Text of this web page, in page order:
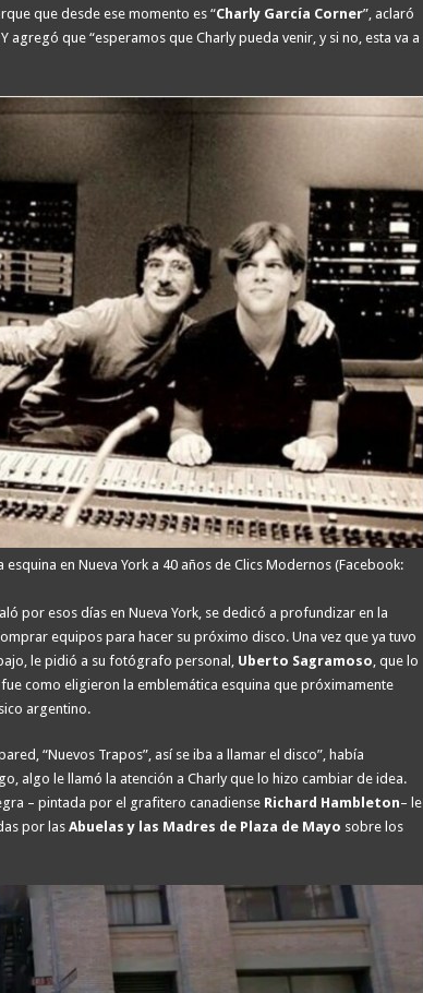
que desde ese momento es “Charly García Corner”, aclaró
agregó que “esperamos que Charly pueda venir, y si no, esta va a
en Nueva York a 40 años de Clics Modernos (Facebook:
por esos días en Nueva York, se dedicó a profundizar en la
equipos para hacer su próximo disco. Una vez que ya tuvo
le pidió a su fotógrafo personal, Uberto Sagramoso , que lo
como eligieron la emblemática esquina que próximamente
argentino.
“Nuevos Trapos”, así se iba a llamar el disco”, había
algo le llamó la atención a Charly que lo hizo cambiar de idea.
– pintada por el grafitero canadiense Richard Hambleton– le
por lasAbuelas y las Madres de Plaza de Mayo sobre los